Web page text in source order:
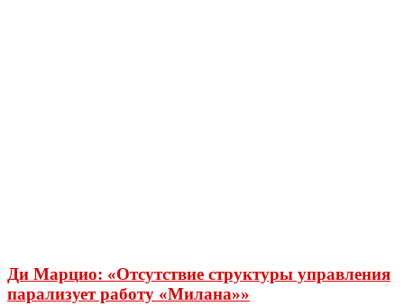
Ди Марцио: «Отсутствие структуры управления
парализует работу «Милана»»